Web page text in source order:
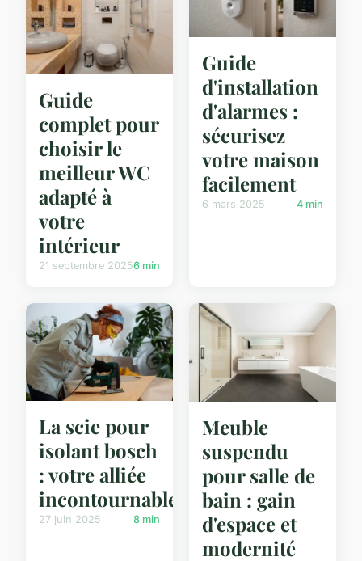
Guide
complet pour
choisir le
meilleur WC
adapté à
votre
intérieur
21 septembre 20256 min
Guide
d'installation
d'alarmes :
sécurisez
votre maison
facilement
6 mars 2025 4 min
La scie pour
isolant bosch
: votre alliée
incontournable
27 juin 2025 8 min
Meuble
suspendu
pour salle de
bain : gain
d'espace et
modernité